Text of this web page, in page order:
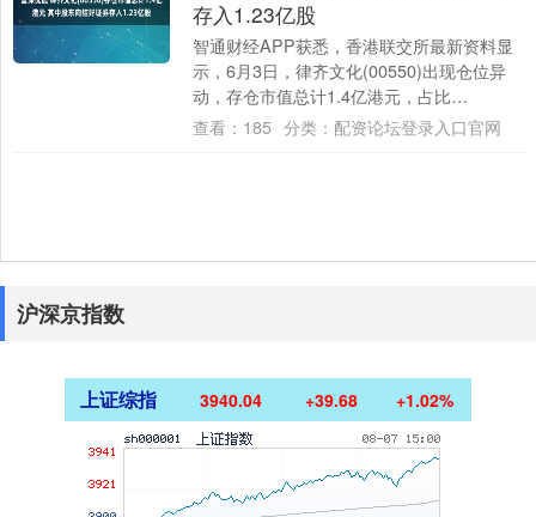
存入1.23亿股
智通财经APP获悉，香港联交所最新资料显
示，6月3日，律齐文化(00550)出现仓位异
动，存仓市值总计1.4亿港元，占比
27.01%。该公司股东将股票存入结好证....
查看： 185 分类： 配资论坛登录入口官网
沪深京指数
上证综指 3940.04 +39.68 +1.02%